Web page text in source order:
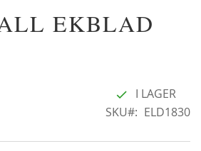
EKBLAD
I LAGER
SKU
ELD1830